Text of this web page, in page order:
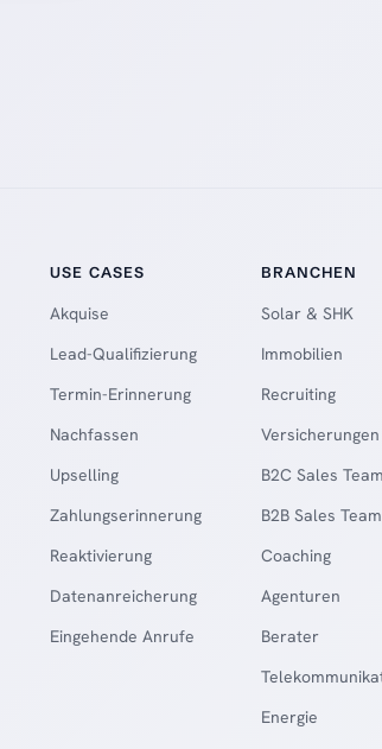
USE CASES
Akquise
Lead-Qualifizierung
Termin-Erinnerung
Nachfassen
Upselling
Zahlungserinnerung
Reaktivierung
Datenanreicherung
Eingehende Anrufe
BRANCHEN
Solar & SHK
Immobilien
Recruiting
Versicherungen
B2C Sales
B2B Sales
Coaching
Agenturen
Berater
Energie